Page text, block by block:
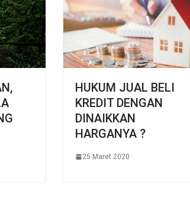
HUKUM JUAL BELI
KREDIT DENGAN
DINAIKKAN
HARGANYA ?
25 Maret 2020